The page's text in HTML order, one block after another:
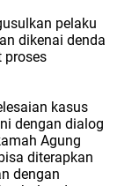
pelaku
dikenai denda
proses
kasus
dengan dialog
Agung
diterapkan
dengan